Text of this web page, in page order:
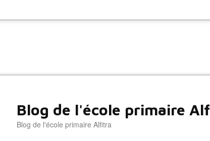
Blog de l'école primaire
Blog de l'école primaire Alfitra